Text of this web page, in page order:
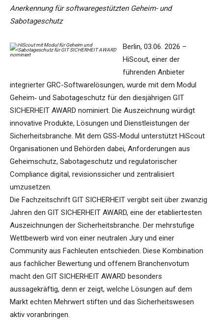
Anerkennung für softwaregestützten Geheim- und
Sabotageschutz
Berlin, 03.06. 2026 –
HiScout, einer der
führenden Anbieter
integrierter GRC-Softwarelösungen, wurde mit dem Modul
Geheim‑ und Sabotageschutz für den diesjährigen GIT
SICHERHEIT AWARD nominiert. Die Auszeichnung würdigt
innovative Produkte, Lösungen und Dienstleistungen der
Sicherheitsbranche. Mit dem GSS-Modul unterstützt HiScout
Organisationen und Behörden dabei, Anforderungen aus
Geheimschutz, Sabotageschutz und regulatorischer
Compliance digital, revisionssicher und zentralisiert
umzusetzen.
Die Fachzeitschrift GIT SICHERHEIT vergibt seit über zwanzig
Jahren den GIT SICHERHEIT AWARD, eine der etabliertesten
Auszeichnungen der Sicherheitsbranche. Der mehrstufige
Wettbewerb wird von einer neutralen Jury und einer
Community aus Fachleuten entschieden. Diese Kombination
aus fachlicher Bewertung und offenem Branchenvotum
macht den GIT SICHERHEIT AWARD besonders
aussagekräftig, denn er zeigt, welche Lösungen auf dem
Markt echten Mehrwert stiften und das Sicherheitswesen
aktiv voranbringen.